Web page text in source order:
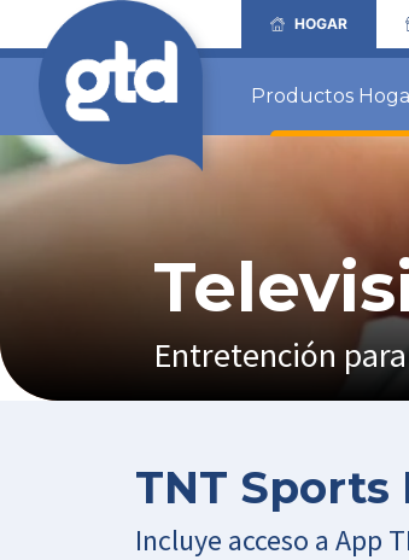
HOGAR
Productos
Entretención
TNT
Incluye acceso a App